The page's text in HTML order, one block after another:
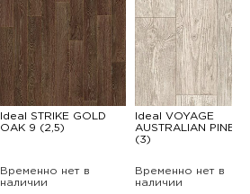
Ideal STRIKE GOLD
OAK 9 (2,5)
Временно нет в
наличии
Ideal VOYAGE
AUSTRALIAN PINE 1
(3)
Временно нет в
наличии